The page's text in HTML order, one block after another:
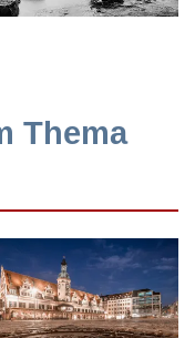
Thema